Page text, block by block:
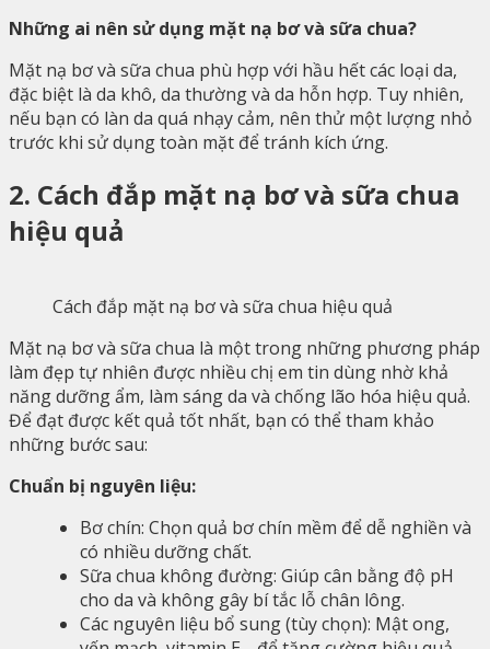
Những ai nên sử dụng mặt nạ bơ và sữa chua?
Mặt nạ bơ và sữa chua phù hợp với hầu hết các loại da,
đặc biệt là da khô, da thường và da hỗn hợp. Tuy nhiên,
nếu bạn có làn da quá nhạy cảm, nên thử một lượng nhỏ
trước khi sử dụng toàn mặt để tránh kích ứng.
2. Cách đắp mặt nạ bơ và sữa chua
hiệu quả
Cách đắp mặt nạ bơ và sữa chua hiệu quả
Mặt nạ bơ và sữa chua là một trong những phương pháp
làm đẹp tự nhiên được nhiều chị em tin dùng nhờ khả
năng dưỡng ẩm, làm sáng da và chống lão hóa hiệu quả.
Để đạt được kết quả tốt nhất, bạn có thể tham khảo
những bước sau:
Chuẩn bị nguyên liệu:
Bơ chín: Chọn quả bơ chín mềm để dễ nghiền và
có nhiều dưỡng chất.
Sữa chua không đường: Giúp cân bằng độ pH
cho da và không gây bí tắc lỗ chân lông.
Các nguyên liệu bổ sung (tùy chọn): Mật ong,